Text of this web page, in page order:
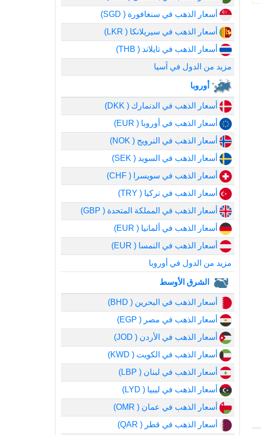
أسعار الذهب في سنغافورة ( SGD)
أسعار الذهب في سيريلانكا ( LKR)
أسعار الذهب في تايلاند ( THB)
مزيد من الدول في آسيا
أوروبا
أسعار الذهب في الدنمارك ( DKK)
أسعار الذهب في أوروبا ( EUR)
أسعار الذهب في النرويج ( NOK)
أسعار الذهب في السويد ( SEK)
أسعار الذهب في سويسرا ( CHF)
أسعار الذهب في تركيا ( TRY)
أسعار الذهب في المملكة المتحدة ( GBP)
أسعار الذهب في ألمانيا ( EUR)
أسعار الذهب في النمسا ( EUR)
مزيد من الدول في أوروبا
الشرق الأوسط
أسعار الذهب في البحرين ( BHD)
أسعار الذهب في مصر ( EGP)
أسعار الذهب في الأردن ( JOD)
أسعار الذهب في الكويت ( KWD)
أسعار الذهب في لبنان ( LBP)
أسعار الذهب في ليبيا ( LYD)
أسعار الذهب في عمان ( OMR)
أسعار الذهب في قطر ( QAR)